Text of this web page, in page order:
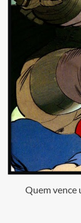
Quem vence